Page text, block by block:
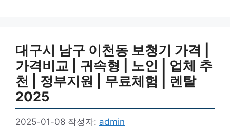
대구시 남구 이천동 보청기 가격 |
가격비교 | 귀속형 | 노인 | 업체 추
천 | 정부지원 | 무료체험 | 렌탈
2025
2025-01-08 작성자: admin